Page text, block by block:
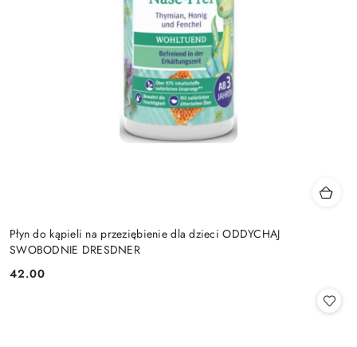
Płyn do kąpieli na przeziębienie dla dzieci ODDYCHAJ
SWOBODNIE DRESDNER
Cena:
42.00